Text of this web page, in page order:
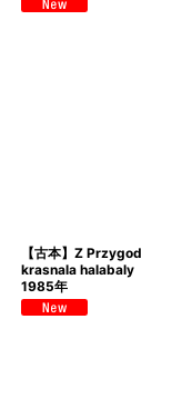
【古本】Z Przygod
krasnala halabaly
1985年